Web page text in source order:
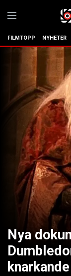
FILMTOPP NYHETER
Nya
knarkande